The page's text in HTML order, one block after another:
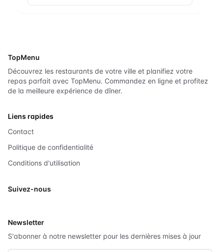
TopMenu
Découvrez les restaurants de votre ville et planifiez votre
repas parfait avec TopMenu. Commandez en ligne et profitez
de la meilleure expérience de dîner.
Liens rapides
Contact
Politique de confidentialité
Conditions d'utilisation
Suivez-nous
Newsletter
S'abonner à notre newsletter pour les dernières mises à jour